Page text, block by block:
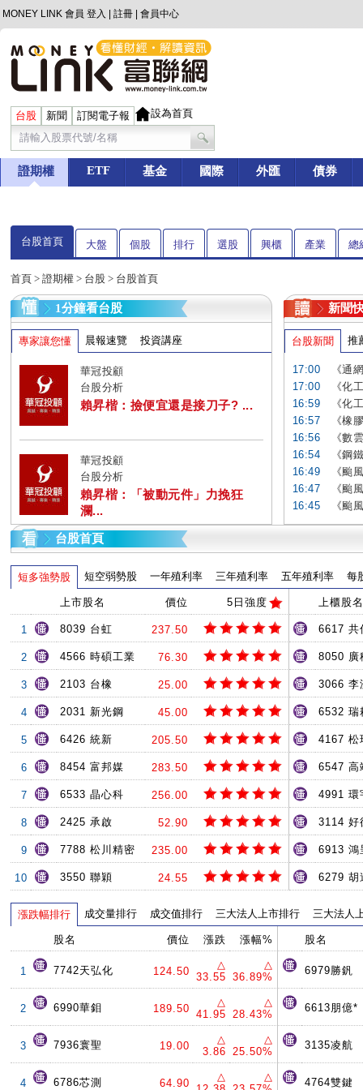
MONEY LINK 會員 登入 註冊 會員中心
台股 新聞 訂閱電子報 設為首頁
證期權 ETF 基金 國際 外匯 債券
台股首頁 大盤 個股 排行 選股 興櫃 產業 總
首頁 > 證期權 > 台股 > 台股首頁
1分鐘看台股
專家讓您懂 晨報速覽 投資講座
華冠投顧
台股分析
賴昇楷：撿便宜還是接刀子? ...
華冠投顧
台股分析
賴昇楷：「被動元件」力挽狂
瀾...
新聞
台股新聞 推
17:00
《通
17:00
《化
16:59
《化
16:57
《橡
16:56
《數
16:54
《鋼
16:49
《颱
16:47
《颱
16:45
《颱
台股首頁
短多強勢股 短空弱勢股 一年殖利率 三年殖利率 五年殖利率 每
上市股名 價位 5日強度
1 8039 台虹 237.50
2 4566 時碩工業 76.30
3 2103 台橡 25.00
4 2031 新光鋼 45.00
5 6426 統新 205.50
6 8454 富邦媒 283.50
7 6533 晶心科 256.00
8 2425 承啟 52.90
9 7788 松川精密 235.00
10 3550 聯穎 24.55
上櫃股名
6617 共
8050 廣
3066 李
6532 瑞
4167 松
6547 高
4991 環
3114 好
6913 鴻
6279 胡
漲跌幅排行 成交量排行 成交值排行 三大法人上市排行 三大法人
股名 價位 漲跌 漲幅%
1 7742天弘化 124.50
△
33.55
△
36.89%
2 6990華鉬 189.50
△
41.95
△
28.43%
3 7936寰聖 19.00
△
3.86
△
25.50%
4 6786芯測 64.90
△
△
股名
6979勝釩
6613朋億*
3135凌航
4764雙鍵